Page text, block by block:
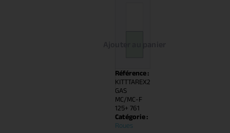
Référence :
KITTTAREX2
GAS
MC/MC-F
125+ 761
Catégorie :
Roues